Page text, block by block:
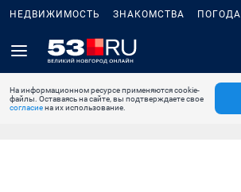
НЕДВИЖИМОСТЬ ЗНАКОМСТВА ПОГОДА
На информационном ресурсе применяются cookie-
файлы. Оставаясь на сайте, вы подтверждаете свое
согласиена их использование.